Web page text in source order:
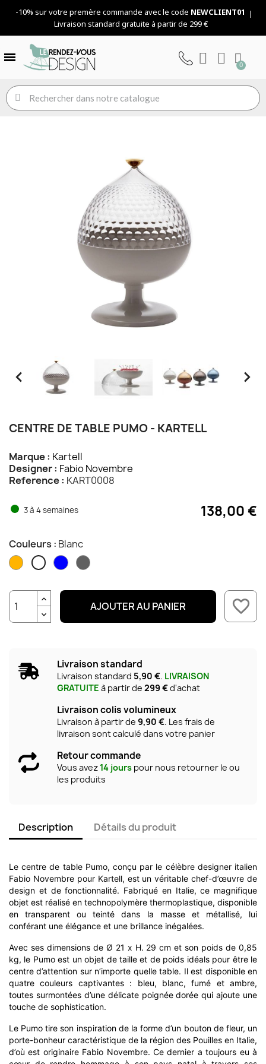
-10% sur votre premère commande avec le code NEWCLIENT01
Livraison standard gratuite à partir de 299 €
 
CENTRE DE TABLE PUMO - KARTELL
Marque : Kartell
Designer : Fabio Novembre
Reference : KART0008
3 à 4 semaines 138,00 €
Couleurs : Blanc
AmbreBlanc Bleu Fumé
AJOUTER AU PANIER favorite_border
Livraison standard
Livraison standard 5,90 €. LIVRAISON
GRATUITE à partir de 299 €d'achat
Livraison colis volumineux
Livraison à partir de 9,90 €. Les frais de
livraison sont calculé dans votre panier
Retour commande
Vous avez14 jours pour nous retourner le ou
les produits
Description Détails du produit
Le centre de table Pumo, conçu par le célèbre designer italien
Fabio Novembre pour Kartell, est un véritable chef-d’œuvre de
design et de fonctionnalité. Fabriqué en Italie, ce magnifique
objet est réalisé en technopolymère thermoplastique, disponible
en transparent ou teinté dans la masse et métallisé, lui
conférant une élégance et une brillance inégalées.
Avec ses dimensions de Ø 21 x H. 29 cm et son poids de 0,85
kg, le Pumo est un objet de taille et de poids idéals pour être le
centre d’attention sur n’importe quelle table. Il est disponible en
quatre couleurs captivantes : bleu, blanc, fumé et ambre,
toutes surmontées d’une délicate poignée dorée qui ajoute une
touche de sophistication.
Le Pumo tire son inspiration de la forme d’un bouton de fleur, un
porte-bonheur caractéristique de la région des Pouilles en Italie,
d’où est originaire Fabio Novembre. Ce dernier a toujours eu à